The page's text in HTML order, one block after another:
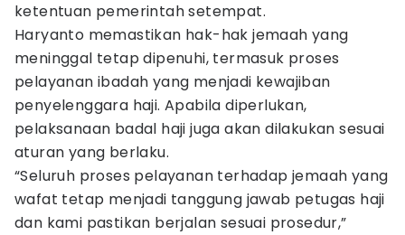
ketentuan pemerintah setempat.
Haryanto memastikan hak-hak jemaah yang
meninggal tetap dipenuhi, termasuk proses
pelayanan ibadah yang menjadi kewajiban
penyelenggara haji. Apabila diperlukan,
pelaksanaan badal haji juga akan dilakukan sesuai
aturan yang berlaku.
“Seluruh proses pelayanan terhadap jemaah yang
wafat tetap menjadi tanggung jawab petugas haji
dan kami pastikan berjalan sesuai prosedur,”